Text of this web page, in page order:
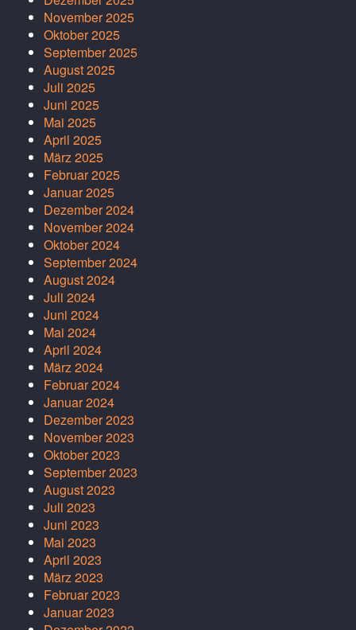
November 2025
Oktober 2025
September 2025
August 2025
Juli 2025
Juni 2025
Mai 2025
April 2025
März 2025
Februar 2025
Januar 2025
Dezember 2024
November 2024
Oktober 2024
September 2024
August 2024
Juli 2024
Juni 2024
Mai 2024
April 2024
März 2024
Februar 2024
Januar 2024
Dezember 2023
November 2023
Oktober 2023
September 2023
August 2023
Juli 2023
Juni 2023
Mai 2023
April 2023
März 2023
Februar 2023
Januar 2023